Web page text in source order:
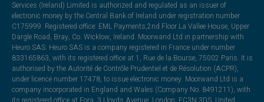
Services (Ireland) Limited is authorized and regulated as an issuer of
electronic money by the Central Bank of Ireland under registration number
C175999. Registered office: EML Payments,2nd Floor La Vallee House, Upper
Dargle Road, Bray, Co. Wicklow, Ireland. Moorwand Ltd in partnership with
Heuro SAS. Heuro SAS is a company registered in France under number
833165863, with its registered office at 1, Rue de la Bourse, 75002 Paris. It is
authorised by the Autorité de Contrôle Prudentiel et de Résolution (ACPR),
under licence number 17478, to issue electronic money. Moorwand Ltd is a
company incorporated in England and Wales (Company No. 8491211), with